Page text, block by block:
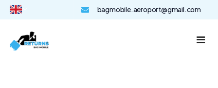
Select Language ▼
bagmobile.aeroport@gmail.com